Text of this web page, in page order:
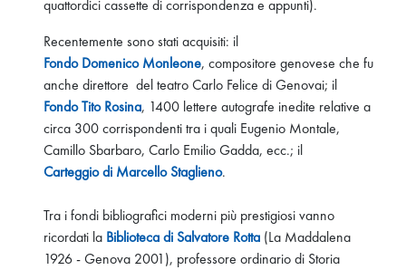
quattordici cassette di corrispondenza e appunti).
Recentemente sono stati acquisiti: il
Fondo Domenico Monleone, compositore genovese che fu
anche direttore del teatro Carlo Felice di Genovai; il
Fondo Tito Rosina, 1400 lettere autografe inedite relative a
circa 300 corrispondenti tra i quali Eugenio Montale,
Camillo Sbarbaro, Carlo Emilio Gadda, ecc.; il
Carteggio di Marcello Staglieno.
Tra i fondi bibliografici moderni più prestigiosi vanno
ricordati la Biblioteca di Salvatore Rotta (La Maddalena
1926 - Genova 2001), professore ordinario di Storia